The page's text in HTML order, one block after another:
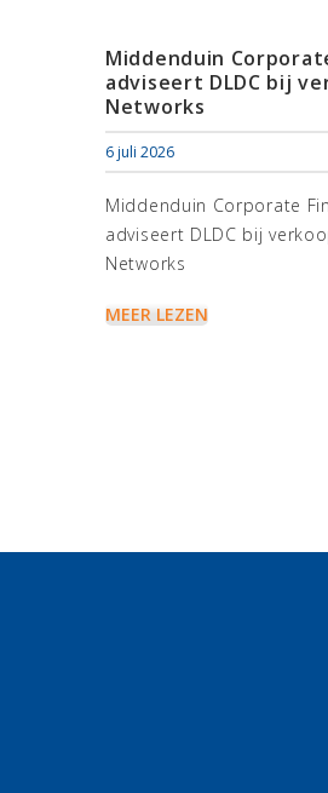
Middenduin
adviseert DLDC bij
Networks
6 juli 2026
Middenduin Corporate
adviseert DLDC bij
Networks
MEER LEZEN